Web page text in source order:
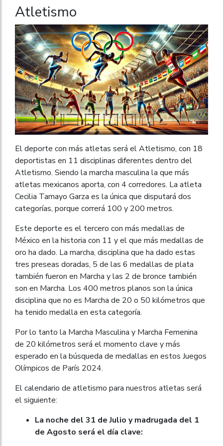
Atletismo
El deporte con más atletas será el Atletismo, con 18
deportistas en 11 disciplinas diferentes dentro del
Atletismo. Siendo la marcha masculina la que más
atletas mexicanos aporta, con 4 corredores. La atleta
Cecilia Tamayo Garza es la única que disputará dos
categorías, porque correrá 100 y 200 metros.
Este deporte es el tercero con más medallas de
México en la historia con 11 y el que más medallas de
oro ha dado. La marcha, disciplina que ha dado estas
tres preseas doradas, 5 de las 6 medallas de plata
también fueron en Marcha y las 2 de bronce también
son en Marcha. Los 400 metros planos son la única
disciplina que no es Marcha de 20 o 50 kilómetros que
ha tenido medalla en esta categoría.
Por lo tanto la Marcha Masculina y Marcha Femenina
de 20 kilómetros será el momento clave y más
esperado en la búsqueda de medallas en estos Juegos
Olímpicos de París 2024.
El calendario de atletismo para nuestros atletas será
el siguiente:
La noche del 31 de Julio y madrugada del 1
de Agosto será el día clave: